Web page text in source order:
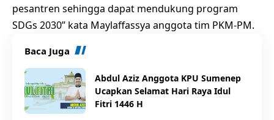
pesantren sehingga dapat mendukung program
SDGs 2030” kata Maylaffassya anggota tim PKM-PM.
Baca Juga
Abdul Aziz Anggota KPU Sumenep
Ucapkan Selamat Hari Raya Idul
Fitri 1446 H